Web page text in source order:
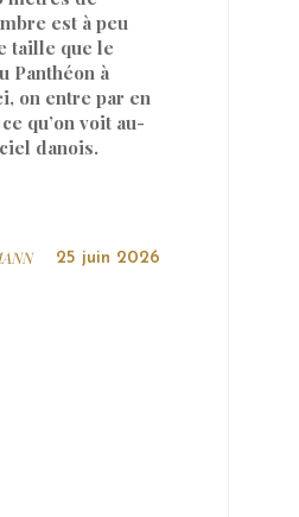
est à peu
taille que le
Panthéon à
on entre par en
qu’on voit au-
danois.
25 juin 2026